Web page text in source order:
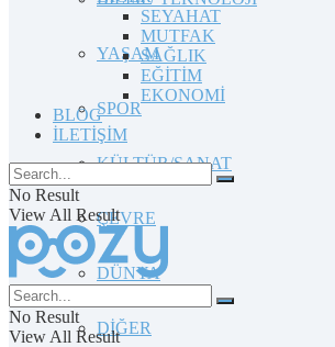
YAŞAM
SPOR
KÜLTÜR/SANAT
ÇEVRE
DÜNYA
DİĞER
SEYAHAT
MUTFAK
SAĞLIK
EĞİTİM
EKONOMİ
BLOG
İLETİŞİM
No Result
View All Result
No Result
View All Result